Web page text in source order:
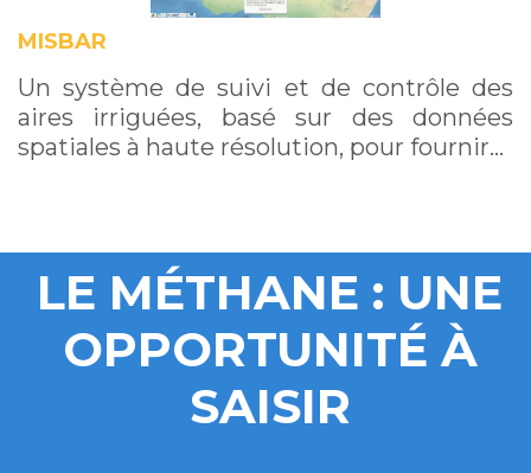
MISBAR
Un système de suivi et de contrôle des
aires irriguées, basé sur des données
spatiales à haute résolution, pour fournir…
LE MÉTHANE : UNE
OPPORTUNITÉ À
SAISIR